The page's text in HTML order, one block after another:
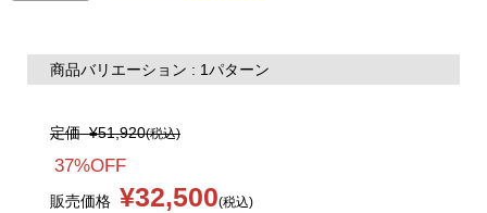
商品バリエーション : 1パターン
定価¥51,920(税込)
37%OFF
販売価格 ¥32,500(税込)